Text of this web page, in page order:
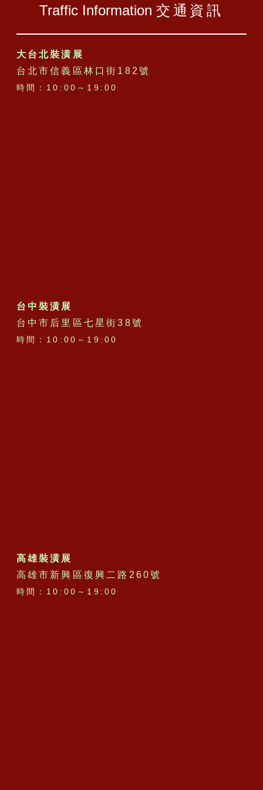
Traffic Information 交通資訊
大台北裝潢展
台北市信義區林口街182號
時間：10:00～19:00
台中裝潢展
台中市后里區七星街38號
時間：10:00～19:00
高雄裝潢展
高雄市新興區復興二路260號
時間：10:00～19:00